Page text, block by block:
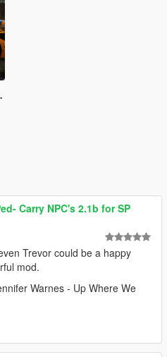
Carry NPC's 2.1b for SP
Trevor could be a happy
mod.
Warnes - Up Where We